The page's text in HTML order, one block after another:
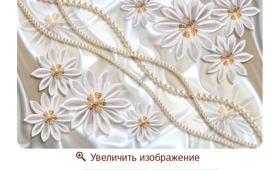
Увеличить изображение